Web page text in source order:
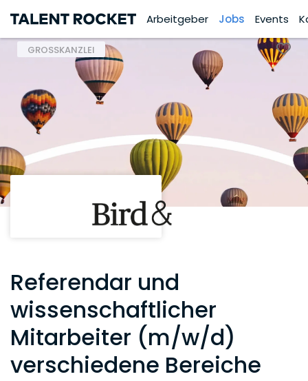
Arbeitgeber Jobs Events
GROSSKANZLEI
Referendar und
wissenschaftlicher
Mitarbeiter (m/w/d)
verschiedene Bereiche